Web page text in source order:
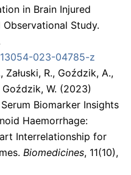
in Brain Injured
Study.
023-04785-z
R., Goździk, A.,
W. (2023)
Biomarker Insights
Haemorrhage:
Interrelationship for
Biomedicines, 11(10),